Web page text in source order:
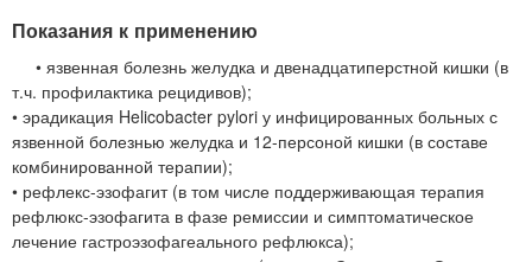
Показания к применению
• язвенная болезнь желудка и двенадцатиперстной кишки (в
т.ч. профилактика рецидивов);
• эрадикация Helicobacter pylori у инфицированных больных с
язвенной болезнью желудка и 12-персоной кишки (в составе
комбинированной терапии);
• рефлекс-эзофагит (в том числе поддерживающая терапия
рефлюкс-эзофагита в фазе ремиссии и симптоматическое
лечение гастроэзофагеального рефлюкса);